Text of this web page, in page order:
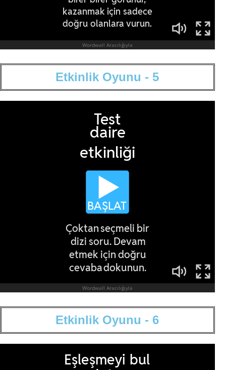
Etkinlik Oyunu - 5
Etkinlik Oyunu - 6